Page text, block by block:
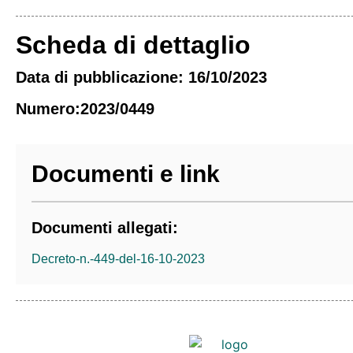
Scheda di dettaglio
Data di pubblicazione: 16/10/2023
Numero:2023/0449
Documenti e link
Documenti allegati:
Decreto-n.-449-del-16-10-2023